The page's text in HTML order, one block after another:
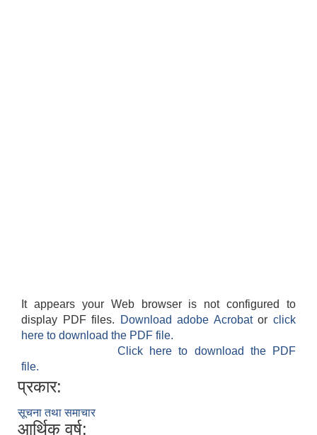
It appears your Web browser is not configured to
display PDF files.
Download adobe Acrobatorclick
here to download the PDF file.
Click here to download the PDF
file.
प्रकार:
सूचना तथा समाचार
आर्थिक वर्ष: